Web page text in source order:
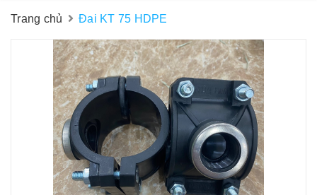
Trang chủ Đai KT 75 HDPE